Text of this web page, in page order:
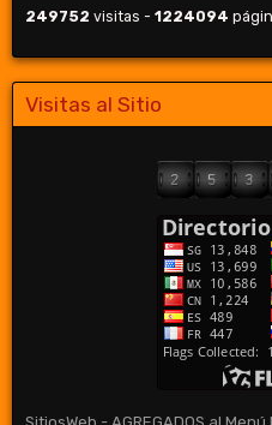
249752 visitas - 1224094
Visitas al Sitio